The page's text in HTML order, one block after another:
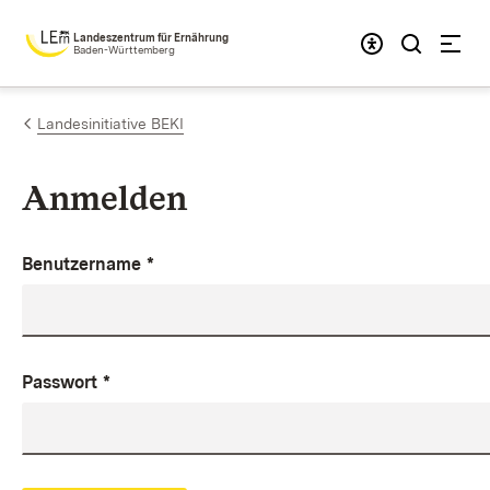
Zum Inhalt springen
Landeszentrum für Ernährung
Baden-Württemberg
Landesinitiative BEKI
Anmelden
Benutzername *
Passwort *